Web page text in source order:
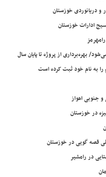
و دریانوردی خوزستان
ادارات خوزستان
بهره‌برداری از پروژه تا پایان سال
را به نام خود ثبت کرده است
جنوبی اهواز
قصه گویی در خوزستان
در رامشیر